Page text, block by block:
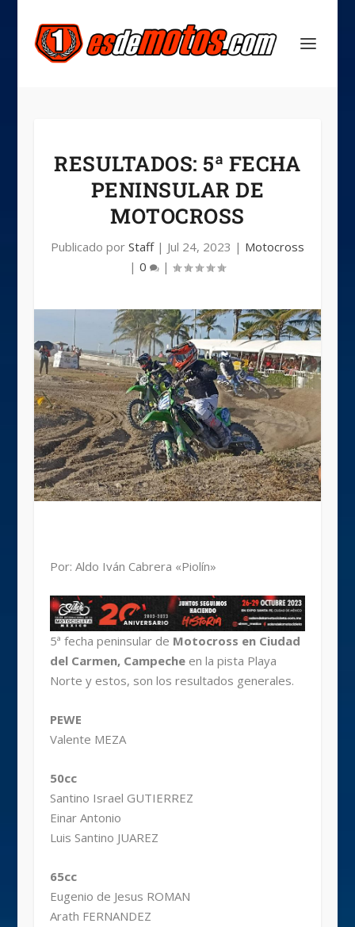
RESULTADOS: 5ª FECHA
PENINSULAR DE
MOTOCROSS
Publicado por Staff| Jul 24, 2023 | Motocross
|0 |
Por: Aldo Iván Cabrera «Piolín»
5ª fecha peninsular de Motocross en Ciudad
del Carmen, Campecheen la pista Playa
Norte y estos, son los resultados generales.
PEWE
Valente MEZA
50cc
Santino Israel GUTIERREZ
Einar Antonio
Luis Santino JUAREZ
65cc
Eugenio de Jesus ROMAN
Arath FERNANDEZ